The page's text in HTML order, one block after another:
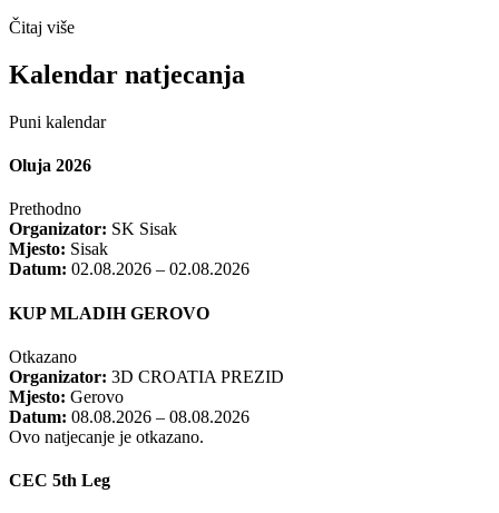
Čitaj više
Kalendar natjecanja
Puni kalendar
Oluja 2026
Prethodno
Organizator: SK Sisak
Mjesto: Sisak
Datum: 02.08.2026 – 02.08.2026
KUP MLADIH GEROVO
Otkazano
Organizator: 3D CROATIA PREZID
Mjesto: Gerovo
Datum: 08.08.2026 – 08.08.2026
Ovo natjecanje je otkazano.
CEC 5th Leg